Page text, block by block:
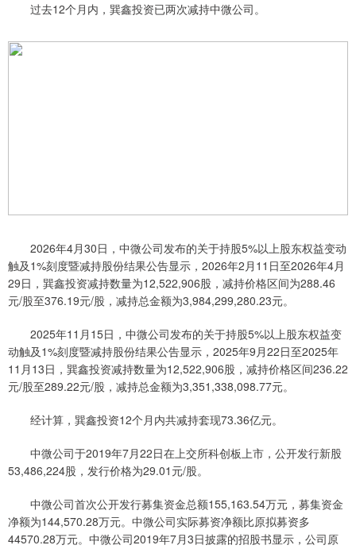
过去12个月内，巽鑫投资已两次减持中微公司。
2026年4月30日，中微公司发布的关于持股5%以上股东权益变动
触及1%刻度暨减持股份结果公告显示，2026年2月11日至2026年4月
29日，巽鑫投资减持数量为12,522,906股，减持价格区间为288.46
元/股至376.19元/股，减持总金额为3,984,299,280.23元。
2025年11月15日，中微公司发布的关于持股5%以上股东权益变
动触及1%刻度暨减持股份结果公告显示，2025年9月22日至2025年
11月13日，巽鑫投资减持数量为12,522,906股，减持价格区间236.22
元/股至289.22元/股，减持总金额为3,351,338,098.77元。
经计算，巽鑫投资12个月内共减持套现73.36亿元。
中微公司于2019年7月22日在上交所科创板上市，公开发行新股
53,486,224股，发行价格为29.01元/股。
中微公司首次公开发行募集资金总额155,163.54万元，募集资金
净额为144,570.28万元。中微公司实际募资净额比原拟募资多
44570.28万元。中微公司2019年7月3日披露的招股书显示，公司原